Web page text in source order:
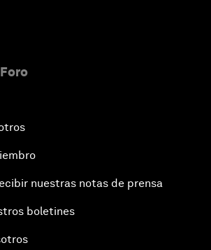
nuestras notas de prensa
boletines